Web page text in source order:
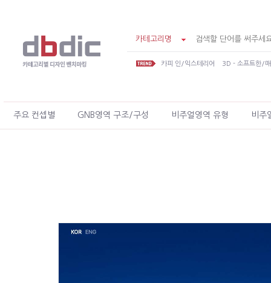
카테고리명
카피 인/익스테리어 3D - 소프트한/
주요 컨셉별 GNB영역 구조/구성 비주얼영역 유형 비주